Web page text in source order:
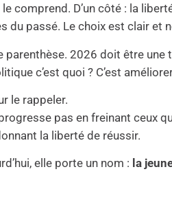
comprend. D’un côté : la
du passé. Le choix est clair et
parenthèse. 2026 doit être
c’est quoi ? C’est
le rappeler.
pas en freinant ceux
la liberté de réussir.
elle porte un nom : la